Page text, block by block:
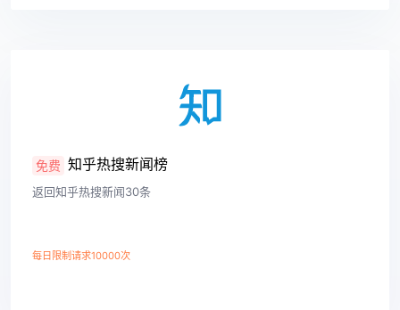
免费 知乎热搜新闻榜
返回知乎热搜新闻30条
每日限制请求10000次